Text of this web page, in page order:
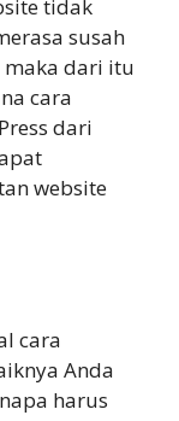
tidak
susah
maka dari itu
cara
dari
website
cara
Anda
harus